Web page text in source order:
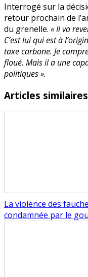
Interrogé sur la
retour prochain de
du grenelle. « Il va
C’est lui qui est à
taxe carbone. Je
floué. Mais il a une
politiques ».
Articles similaires
La violence des
condamnée par le